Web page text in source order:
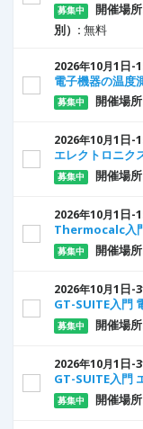
募集中 開催場
別）: 無料
2026年10月1 日-
電子機器の温度
募集中 開催場
2026年10月1 日-
エレクトロニク
募集中 開催場
2026年10月1 日-
Thermocalc入
募集中 開催場
2026年10月1 日-
GT-SUITE入門
募集中 開催場
2026年10月1 日-
GT-SUITE入門
募集中 開催場